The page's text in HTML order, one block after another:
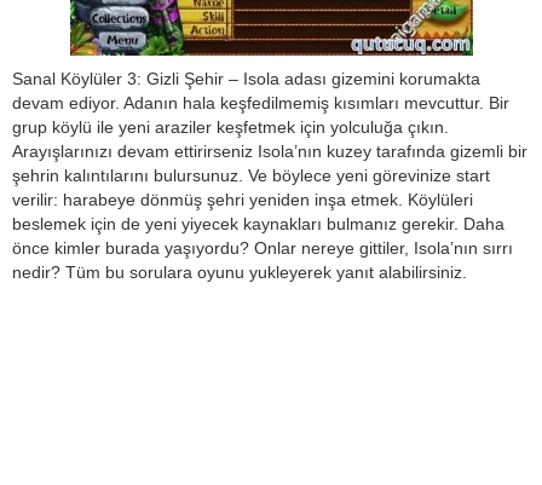
Sanal Köylüler 3: Gizli Şehir – Isola adası gizemini korumakta
devam ediyor. Adanın hala keşfedilmemiş kısımları mevcuttur. Bir
grup köylü ile yeni araziler keşfetmek için yolculuğa çıkın.
Arayışlarınızı devam ettirirseniz Isola’nın kuzey tarafında gizemli bir
şehrin kalıntılarını bulursunuz. Ve böylece yeni görevinize start
verilir: harabeye dönmüş şehri yeniden inşa etmek. Köylüleri
beslemek için de yeni yiyecek kaynakları bulmanız gerekir. Daha
önce kimler burada yaşıyordu? Onlar nereye gittiler, Isola’nın sırrı
nedir? Tüm bu sorulara oyunu yukleyerek yanıt alabilirsiniz.